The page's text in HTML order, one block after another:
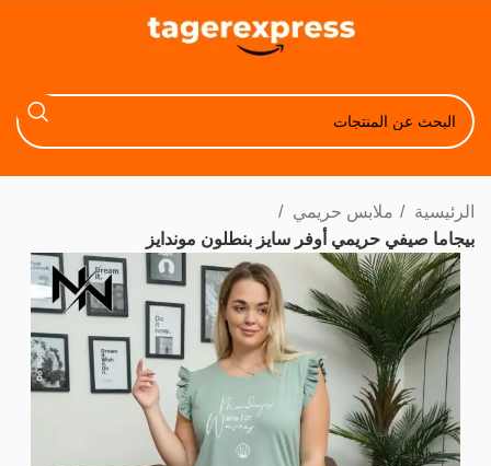
الرئيسية
ملابس حريمي
بيجاما صيفي حريمي أوفر سايز بنطلون موندایز